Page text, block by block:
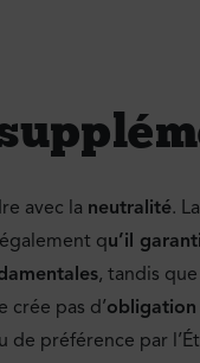
avec la neutralité.
qu’il
, tandis
crée pas d’obligation
préférence par